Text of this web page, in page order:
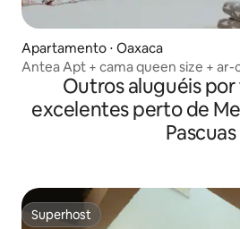
Apartamento ⋅ Oaxaca
Antea Apt + cama queen size +
+ estúdioOutros aluguéis
excelentes perto de
Pascuas
Superhost
Superhost